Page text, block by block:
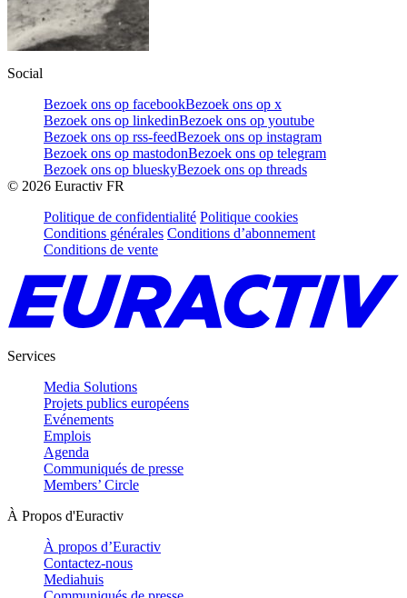
Social
Bezoek ons op facebookBezoek ons op x
Bezoek ons op linkedinBezoek ons op youtube
Bezoek ons op rss-feedBezoek ons op instagram
Bezoek ons op mastodonBezoek ons op telegram
Bezoek ons op blueskyBezoek ons op threads
© 2026 Euractiv FR
Politique de confidentialité Politique cookies
Conditions générales Conditions d’abonnement
Conditions de vente
Services
Media Solutions
Projets publics européens
Evénements
Emplois
Agenda
Communiqués de presse
Members’ Circle
À Propos d'Euractiv
À propos d’Euractiv
Contactez-nous
Mediahuis